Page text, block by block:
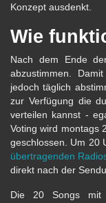
Konzept ausdenkt.
Wie
Nach dem Ende
abzustimmen.
jedoch täglich
zur Verfügung die
verteilen kannst -
Voting wird montags
geschlossen. Um 20
übertragenden
direkt nach der
Die 20 Songs mit